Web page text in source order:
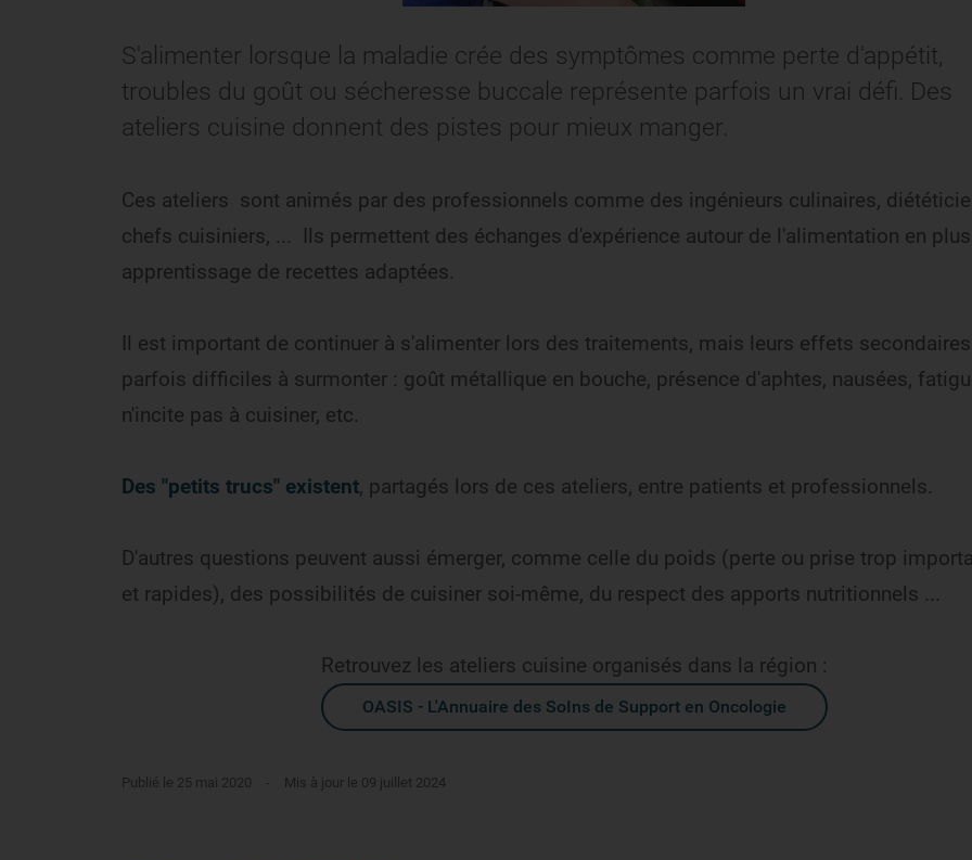
S'alimenter lorsque la maladie crée des symptômes comme perte d'appétit,
troubles du goût ou sécheresse buccale représente parfois un vrai défi. Des
ateliers cuisine donnent des pistes pour mieux manger.
Ces ateliers sont animés par des professionnels comme des ingénieurs culinaires,
chefs cuisiniers, ... Ils permettent des échanges d'expérience autour de l'alimentation en
apprentissage de recettes adaptées.
Il est important de continuer à s'alimenter lors des traitements, mais leurs effets
parfois difficiles à surmonter : goût métallique en bouche, présence d'aphtes, nausées,
n'incite pas à cuisiner, etc.
Des "petits trucs" existent, partagés lors de ces ateliers, entre patients et professionnels.
D'autres questions peuvent aussi émerger, comme celle du poids (perte ou prise trop
et rapides), des possibilités de cuisiner soi-même, du respect des apports nutritionnels ...
Retrouvez les ateliers cuisine organisés dans la région :
OASIS - L'Annuaire des SoIns de Support en Oncologie
Publié le 25 mai 2020 - Mis à jour le 09 juillet 2024